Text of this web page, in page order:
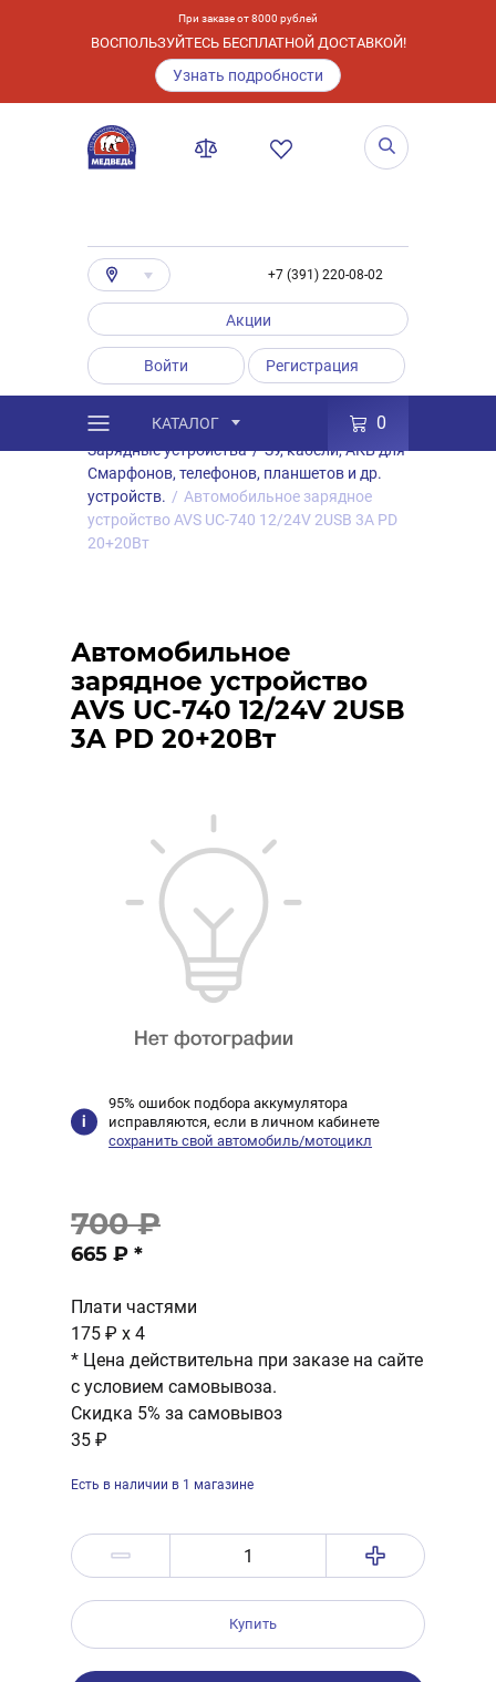
При заказе от 8000 рублей
ВОСПОЛЬЗУЙТЕСЬ БЕСПЛАТНОЙ ДОСТАВКОЙ!
Узнать подробности
+7 (391) 220-08-02
Акции
Войти Регистрация
КАТАЛОГ 0
Каталог / Товары Аксессуары
/
Зарядные устройства / ЗУ, кабели, АКБ для
Смарфонов, телефонов, планшетов и др.
устройств. / Автомобильное зарядное
устройство AVS UC-740 12/24V 2USB 3A PD
20+20Вт
Автомобильное
зарядное устройство
AVS UC-740 12/24V 2USB
3A PD 20+20Вт
95% ошибок подбора аккумулятора
исправляются, если в личном кабинете
сохранить свой автомобиль/мотоцикл
700 ₽
665 ₽ *
Плати частями
175 ₽ x 4
* Цена действительна при заказе на сайте
с условием самовывоза.
Скидка 5% за самовывоз
35 ₽
Есть в наличии в 1 магазине
Купить